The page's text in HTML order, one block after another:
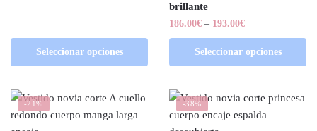
Seleccionar opciones
brillante
186.00€ – 193.00€
Seleccionar opciones
-21% -38%